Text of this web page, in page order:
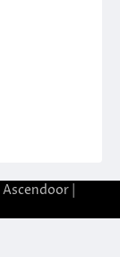
Ascendoor